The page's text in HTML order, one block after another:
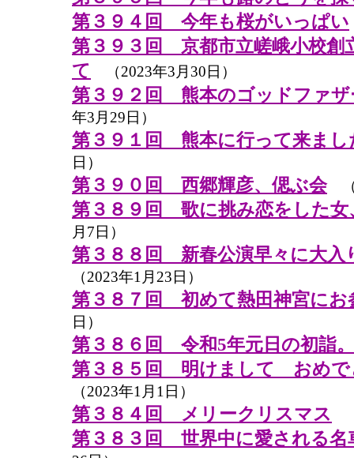
第３９４回 今年も桜がいっぱい
第３９３回 京都市立嵯峨小校創
て （2023年3月30日）
第３９２回 熊本のゴッドファザ
年3月29日）
第３９１回 熊本に行って来まし
日）
第３９０回 西郷輝彦、偲ぶ会（
第３８９回 歌に挑み恋をした女
月7日）
第３８８回 新春公演早々に大入
（2023年1月23日）
第３８７回 初めて熱田神宮にお
日）
第３８６回 令和5年元日の初詣。
第３８５回 明けまして おめで
（2023年1月1日）
第３８４回 メリークリスマス
第３８３回 世界中に愛される名